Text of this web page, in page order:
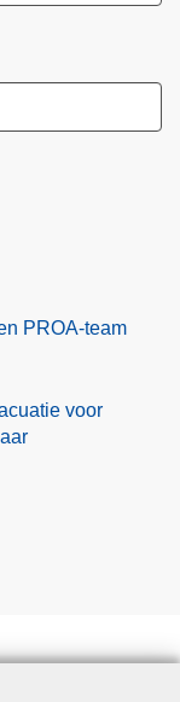
PROA-team
voor